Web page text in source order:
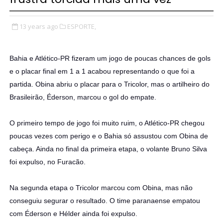
13 years ago ESPORTE,
Bahia e Atlético-PR fizeram um jogo de poucas chances de gols
e o placar final em 1 a 1 acabou representando o que foi a
partida. Obina abriu o placar para o Tricolor, mas o artilheiro do
Brasileirão, Éderson, marcou o gol do empate.
O primeiro tempo de jogo foi muito ruim, o Atlético-PR chegou
poucas vezes com perigo e o Bahia só assustou com Obina de
cabeça. Ainda no final da primeira etapa, o volante Bruno Silva
foi expulso, no Furacão.
Na segunda etapa o Tricolor marcou com Obina, mas não
conseguiu segurar o resultado. O time paranaense empatou
com Éderson e Hélder ainda foi expulso.